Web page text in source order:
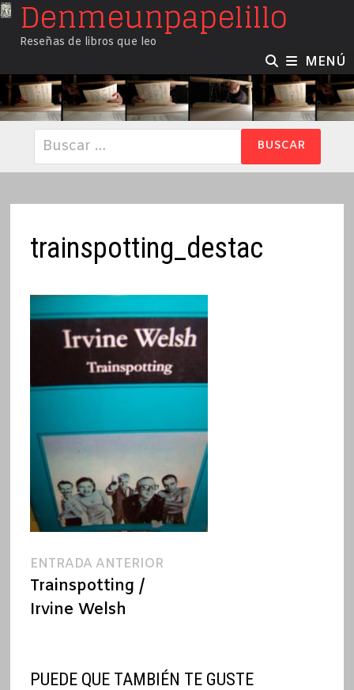
SaltarDenmeunpapelillo
Reseñas de libros que leo
MENÚ
Buscar:
trainspotting_destac
Navegación
de
ENTRADA ANTERIOREntrada
Trainspotting /
Irvine Welsh
PUEDE QUE TAMBIÉN TE GUSTE